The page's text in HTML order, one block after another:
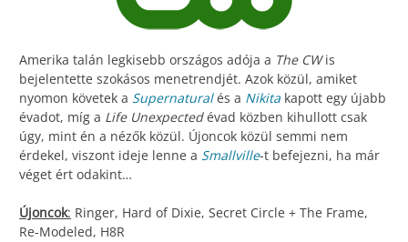
Amerika talán legkisebb országos adója a The CWis
bejelentette szokásos menetrendjét. Azok közül, amiket
nyomon követek a Supernatural és a Nikita kapott egy újabb
évadot, míg a Life Unexpectedévad közben kihullott csak
úgy, mint én a nézők közül. Újoncok közül semmi nem
érdekel, viszont ideje lenne a Smallville-t befejezni, ha már
véget ért odakint…
Újoncok: Ringer, Hard of Dixie, Secret Circle + The Frame,
Re-Modeled, H8R